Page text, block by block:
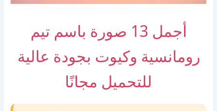
أجمل 13 صورة باسم تيم
رومانسية وكيوت بجودة عالية
للتحميل مجانًا